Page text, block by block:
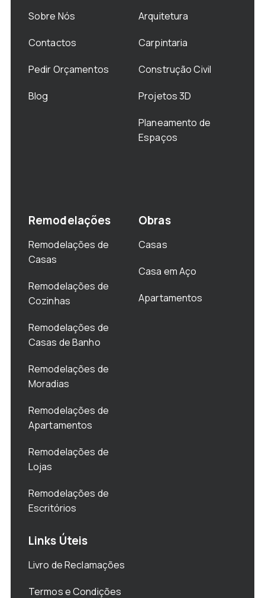
Sobre Nós
Contactos
Pedir Orçamentos
Blog
Arquitetura
Carpintaria
Construção Civil
Projetos 3D
Planeamento de
Espaços
Remodelações
Remodelações de
Casas
Remodelações de
Cozinhas
Remodelações de
Casas de Banho
Remodelações de
Moradias
Remodelações de
Apartamentos
Remodelações de
Lojas
Remodelações de
Escritórios
Obras
Casas
Casa em Aço
Apartamentos
Links Úteis
Livro de Reclamações
Termos e Condições